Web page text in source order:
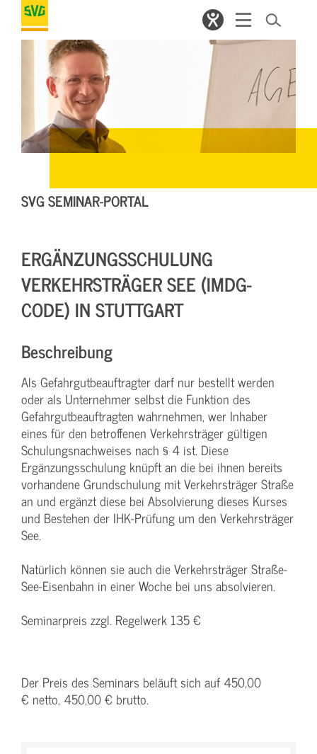
SVG SEMINAR-PORTAL
ERGÄNZUNGSSCHULUNG
VERKEHRSTRÄGER SEE (IMDG-
CODE) IN STUTTGART
Beschreibung
Als Gefahrgutbeauftragter darf nur bestellt werden
oder als Unternehmer selbst die Funktion des
Gefahrgutbeauftragten wahrnehmen, wer Inhaber
eines für den betroffenen Verkehrsträger gültigen
Schulungsnachweises nach § 4 ist. Diese
Ergänzungsschulung knüpft an die bei ihnen bereits
vorhandene Grundschulung mit Verkehrsträger Straße
an und ergänzt diese bei Absolvierung dieses Kurses
und Bestehen der IHK-Prüfung um den Verkehrsträger
See.
Natürlich können sie auch die Verkehrsträger Straße-
See-Eisenbahn in einer Woche bei uns absolvieren.
Seminarpreis zzgl. Regelwerk 135 €
Der Preis des Seminars beläuft sich auf 450,00
€ netto, 450,00 € brutto.